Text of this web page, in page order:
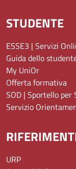
STUDENTE
ESSE3 | Servizi
Guida dello
My UniOr
Offerta formativa
SOD | Sportello
Servizio
URP